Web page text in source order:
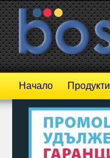
Начало Продукти